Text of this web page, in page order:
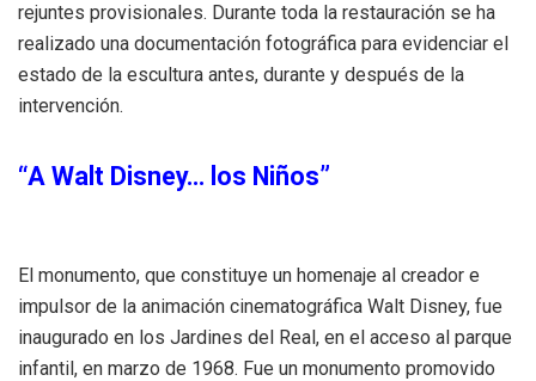
rejuntes provisionales. Durante toda la restauración se ha
realizado una documentación fotográfica para evidenciar el
estado de la escultura antes, durante y después de la
intervención.
“A Walt Disney… los Niños”
El monumento, que constituye un homenaje al creador e
impulsor de la animación cinematográfica Walt Disney, fue
inaugurado en los Jardines del Real, en el acceso al parque
infantil, en marzo de 1968. Fue un monumento promovido